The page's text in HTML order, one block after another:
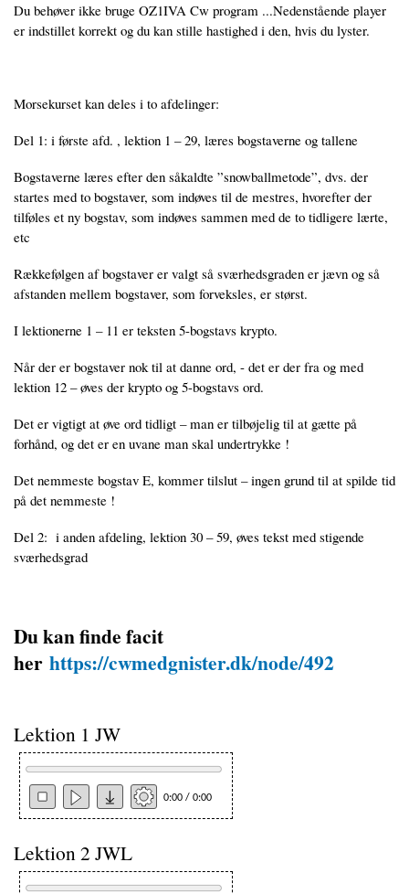
Du behøver ikke bruge OZ1IVA Cw program ...Nedenstående player
er indstillet korrekt og du kan stille hastighed i den, hvis du lyster.
Morsekurset kan deles i to afdelinger:
Del 1: i første afd. , lektion 1 – 29, læres bogstaverne og tallene
Bogstaverne læres efter den såkaldte ”snowballmetode”, dvs. der
startes med to bogstaver, som indøves til de mestres, hvorefter der
tilføles et ny bogstav, som indøves sammen med de to tidligere lærte,
etc
Rækkefølgen af bogstaver er valgt så sværhedsgraden er jævn og så
afstanden mellem bogstaver, som forveksles, er størst.
I lektionerne 1 – 11 er teksten 5-bogstavs krypto.
Når der er bogstaver nok til at danne ord, - det er der fra og med
lektion 12 – øves der krypto og 5-bogstavs ord.
Det er vigtigt at øve ord tidligt – man er tilbøjelig til at gætte på
forhånd, og det er en uvane man skal undertrykke !
Det nemmeste bogstav E, kommer tilslut – ingen grund til at spilde tid
på det nemmeste !
Del 2: i anden afdeling, lektion 30 – 59, øves tekst med stigende
sværhedsgrad
Du kan finde facit
her https://cwmedgnister.dk/node/492
Lektion 1 JW
0:00 / 0:00
Lektion 2 JWL